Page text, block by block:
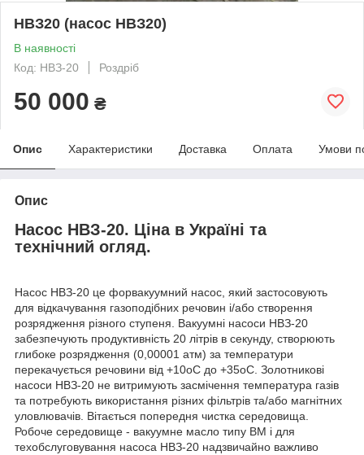
НВЗ20 (насос НВЗ20)
В наявності
Код: НВЗ-20
Роздріб
50 000 ₴
Опис Характеристики Доставка Оплата Умови
Опис
Насос НВЗ-20. Ціна в Україні та
технічний огляд.
Насос НВЗ-20 це форвакуумний насос, який застосовують
для відкачування газоподібних речовин і/або створення
розрядження різного ступеня. Вакуумні насоси НВЗ-20
забезпечують продуктивність 20 літрів в секунду, створюють
глибоке розрядження (0,00001 атм) за температури
перекачується речовини від +10оС до +35оС. Золотникові
насоси НВЗ-20 не витримують засмічення температура газів
та потребують використання різних фільтрів та/або магнітних
уловлювачів. Вітається попередня чистка середовища.
Робоче середовище - вакуумне масло типу ВМ і для
техобслуговування насоса НВЗ-20 надзвичайно важливо